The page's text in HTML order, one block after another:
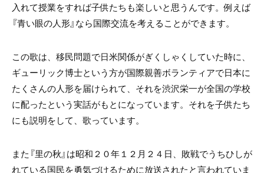
入れて授業をすれば子供たちも楽しいと思うんです。例えば
『青い眼の人形』なら国際交流を考えることができます。
この歌は、移民問題で日米関係がぎくしゃくしていた時に、
ギューリック博士という方が国際親善ボランティアで日本に
たくさんの人形を届けられて、それを渋沢栄一が全国の学校
に配ったという実話がもとになっています。それを子供たち
にも説明をして、歌っています。
また『里の秋』は昭和２０年１２月２４日、敗戦でうちひしが
れている国民を勇気づけるために放送されたと言われていま